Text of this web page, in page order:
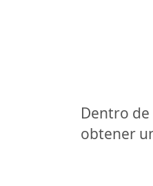
Dentro
obtener